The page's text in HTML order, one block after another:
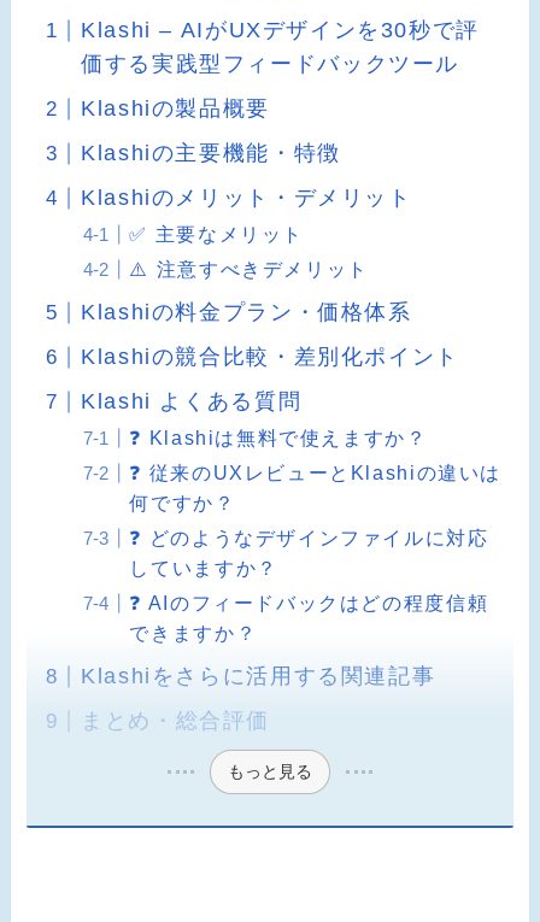
Klashi – AIがUXデザインを30秒で評
価する実践型フィードバックツール
Klashiの製品概要
Klashiの主要機能・特徴
Klashiのメリット・デメリット
✅ 主要なメリット
⚠️ 注意すべきデメリット
Klashiの料金プラン・価格体系
Klashiの競合比較・差別化ポイント
Klashi よくある質問
❓ Klashiは無料で使えますか？
❓ 従来のUXレビューとKlashiの違いは
何ですか？
❓ どのようなデザインファイルに対応
していますか？
❓ AIのフィードバックはどの程度信頼
できますか？
Klashiをさらに活用する関連記事
まとめ・総合評価
もっと見る